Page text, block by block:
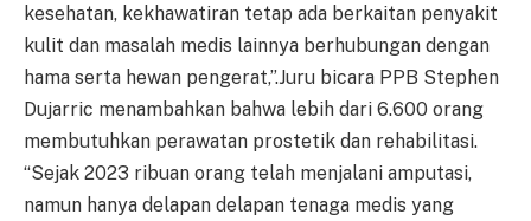
kesehatan, kekhawatiran tetap ada berkaitan penyakit
kulit dan masalah medis lainnya berhubungan dengan
hama serta hewan pengerat,”.Juru bicara PPB Stephen
Dujarric menambahkan bahwa lebih dari 6.600 orang
membutuhkan perawatan prostetik dan rehabilitasi.
“Sejak 2023 ribuan orang telah menjalani amputasi,
namun hanya delapan delapan tenaga medis yang